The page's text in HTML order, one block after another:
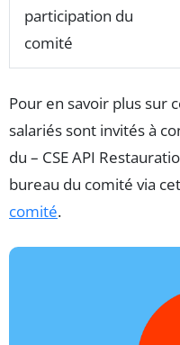
participation du
comité
Pour en savoir plus sur
salariés sont invités à
du – CSE API
bureau du comité via
comité.